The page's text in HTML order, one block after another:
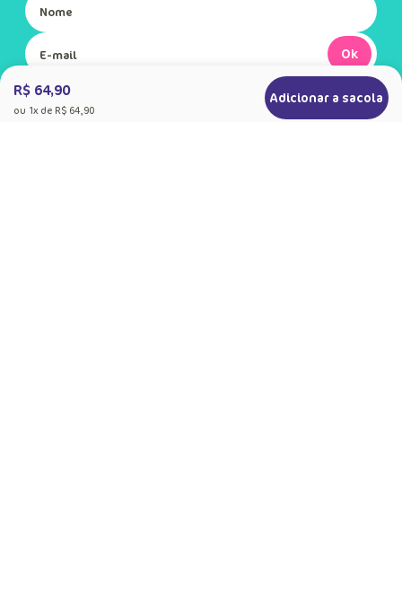
R$ 64,90
ou 1x de R$ 64,90
Adicionar a sacola
Ok
Ao se cadastrar, você concorda com a nossa